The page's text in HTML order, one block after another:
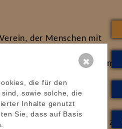
der Menschen mit
und Jugendliche, die
haben, sowie um
und von der
um unsere Arbeit
helfen, diese Menschen zu
die für den
sowie solche, die
Inhalte genutzt
Sie, dass auf Basis
✖